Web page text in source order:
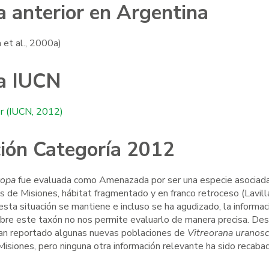
anterior en Argentina
et al., 2000a)
IUCN
(IUCN, 2012)
Categoría 2012
fue evaluada como Amenazada por ser una especie
de Misiones, hábitat fragmentado y en franco retroceso
situación se mantiene e incluso se ha agudizado, la
este taxón no nos permite evaluarlo de manera precisa.
reportado algunas nuevas poblaciones de Vitreorana
pero ninguna otra información relevante ha sido
Lepidobatrachus llanensis Liolaemus